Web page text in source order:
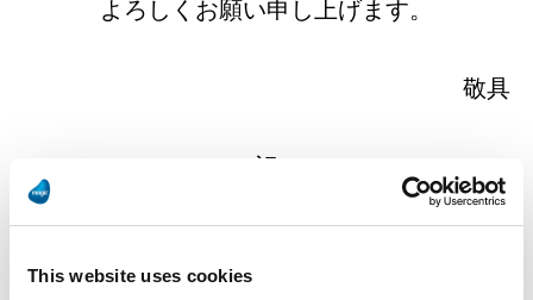
This website uses cookies
よろしくお願い申し上げます。
敬具
記